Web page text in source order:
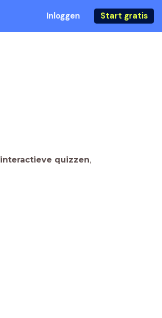
Inloggen Start gratis
interactieve quizzen,